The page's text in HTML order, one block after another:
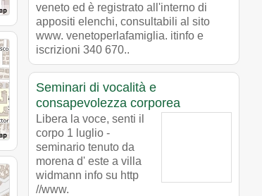
veneto ed è registrato all'interno di
appositi elenchi, consultabili al sito
www. venetoperlafamiglia. itinfo e
iscrizioni 340 670..
Seminari di vocalità e
consapevolezza corporea
Libera la voce, senti il
corpo 1 luglio -
seminario tenuto da
morena d' este a villa
widmann info su http
//www.